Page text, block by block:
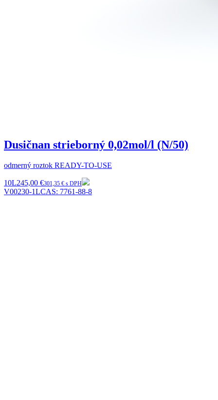
Dusičnan strieborný 0,02mol/l (N/50)
odmerný roztok READY-TO-USE
10L245,00 €301,35 € s DPH
V00230-1LCAS: 7761-88-8